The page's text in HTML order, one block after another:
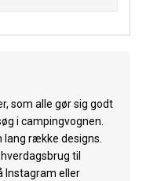
som alle gør sig godt
i campingvognen.
lang række designs.
til
Instagram eller